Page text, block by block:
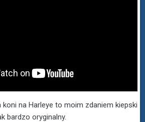
na Harleye to moim zdaniem kiepski
bardzo oryginalny.